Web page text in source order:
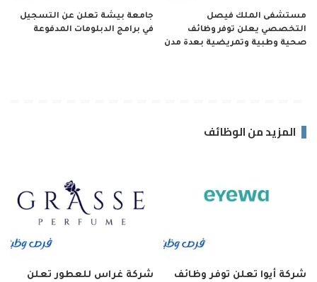
مستشفى الملك فيصل
التخصصي يعلن توفر وظائف
صحية وطبية وتمريضية بعدة مدن
جامعة بيشة تعلن عن التسجيل
في برامج الدبلومات المدفوعة
المزيد من الوظائف
شركة أيوا تعلن توفر وظائف
شركة غراس للعطور تعلن